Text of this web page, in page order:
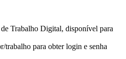
Trabalho Digital, disponível para
trabalho para obter login e senha